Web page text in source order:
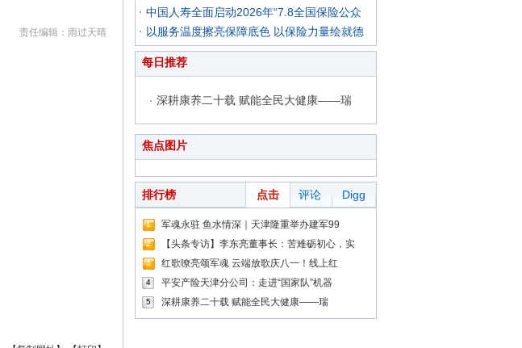
责任编辑：雨过天晴
中国人寿全面启动2026年“7.8全国保险公众
以服务温度擦亮保障底色 以保险力量绘就德
每日推荐
深耕康养二十载 赋能全民大健康——瑞
焦点图片
排行榜 点击 评论 Digg
1 军魂永驻 鱼水情深｜天津隆重举办建军99
2 【头条专访】李东亮董事长：苦难砺初心，实
3 红歌嘹亮颂军魂 云端放歌庆八一！线上红
4 平安产险天津分公司：走进“国家队”机器
5 深耕康养二十载 赋能全民大健康——瑞